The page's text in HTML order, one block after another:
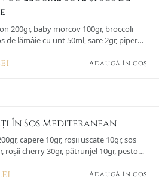
200gr, baby morcov 100gr, broccoli
de lămâie cu unt 50ml, sare 2gr, piper
Adaugă în coș
În Sos Mediteranean
capere 10gr, roșii uscate 10gr, sos
roșii cherry 30gr, pătrunjel 10gr, pesto
Adaugă în coș